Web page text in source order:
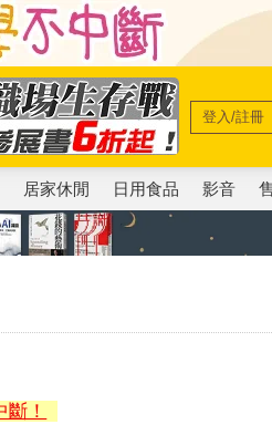
登入/註冊
居家休閒 日用食品 影音
！